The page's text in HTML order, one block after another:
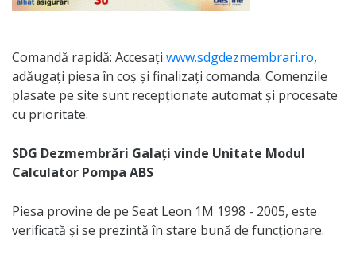
Comandă rapidă: Accesați www.sdgdezmembrari.ro,
adăugați piesa în coș și finalizați comanda. Comenzile
plasate pe site sunt recepționate automat și procesate
cu prioritate.
SDG Dezmembrări Galați vinde Unitate Modul
Calculator Pompa ABS
Piesa provine de pe Seat Leon 1M 1998 - 2005, este
verificată și se prezintă în stare bună de funcționare.